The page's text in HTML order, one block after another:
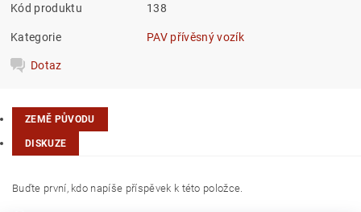
Kód produktu 138
Kategorie PAV přívěsný vozík
Dotaz
ZEMĚ PŮVODU
DISKUZE
Buďte první, kdo napíše příspěvek k této položce.